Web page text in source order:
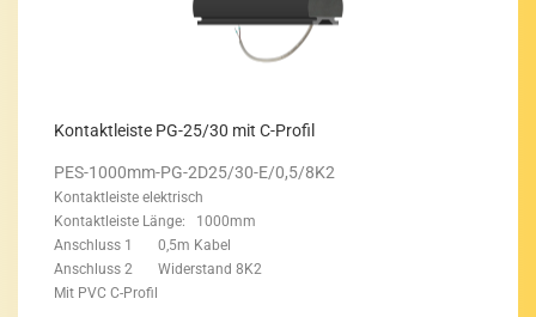
Kon­takt­leis­te PG-25/30 mit C-​Pro­fil
PES-​1000mm-PG-2D25/30-E/0,5/8K2
Kon­takt­leis­te elek­trisch
Kon­takt­leis­te Länge: 1000mm
An­schluss 1 0,5m Kabel
An­schluss 2 Wi­der­stand 8K2
Mit PVC C-​Profil